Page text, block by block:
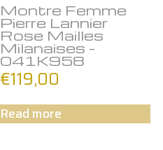
Montre Femme
Pierre Lannier
Rose Mailles
Milanaises –
041K958
€119,00
Read more